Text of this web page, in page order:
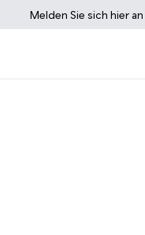
Melden Sie sich hier